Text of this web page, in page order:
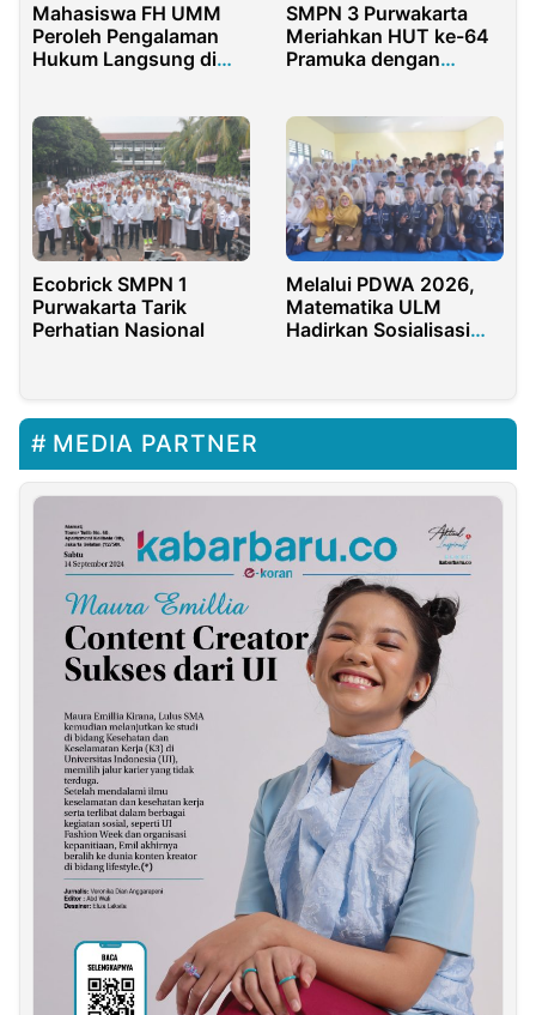
Mahasiswa FH UMM
Peroleh Pengalaman
Hukum Langsung di
SMPN 3 Purwakarta
Meriahkan HUT ke-64
Pramuka dengan
Ecobrick SMPN 1
Purwakarta Tarik
Perhatian Nasional
Melalui PDWA 2026,
Matematika ULM
Hadirkan Sosialisasi
MEDIA PARTNER